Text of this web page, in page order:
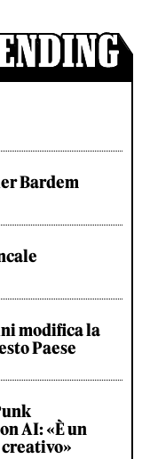
Bardem
modifica la
Paese
AI: «È un